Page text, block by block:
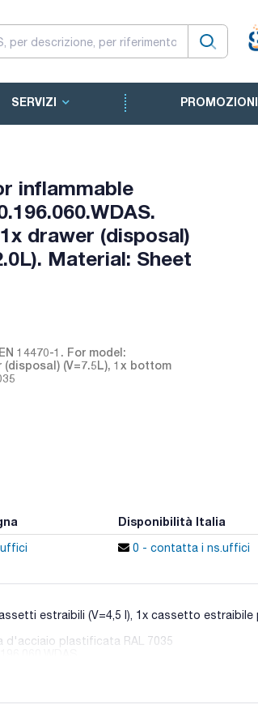
SERVIZI PROMOZIONI
inflammable
drawer (disposal)
Material: Sheet
14470-1. For model:
(disposal) (V=7.5L), 1x bottom
Disponibilità Italia
0 - contatta i ns.uffici
estraibili (V=4,5 l), 1x cassetto
d'acciaio plastificata RAL 7035
disponibili in più configurazioni per lo